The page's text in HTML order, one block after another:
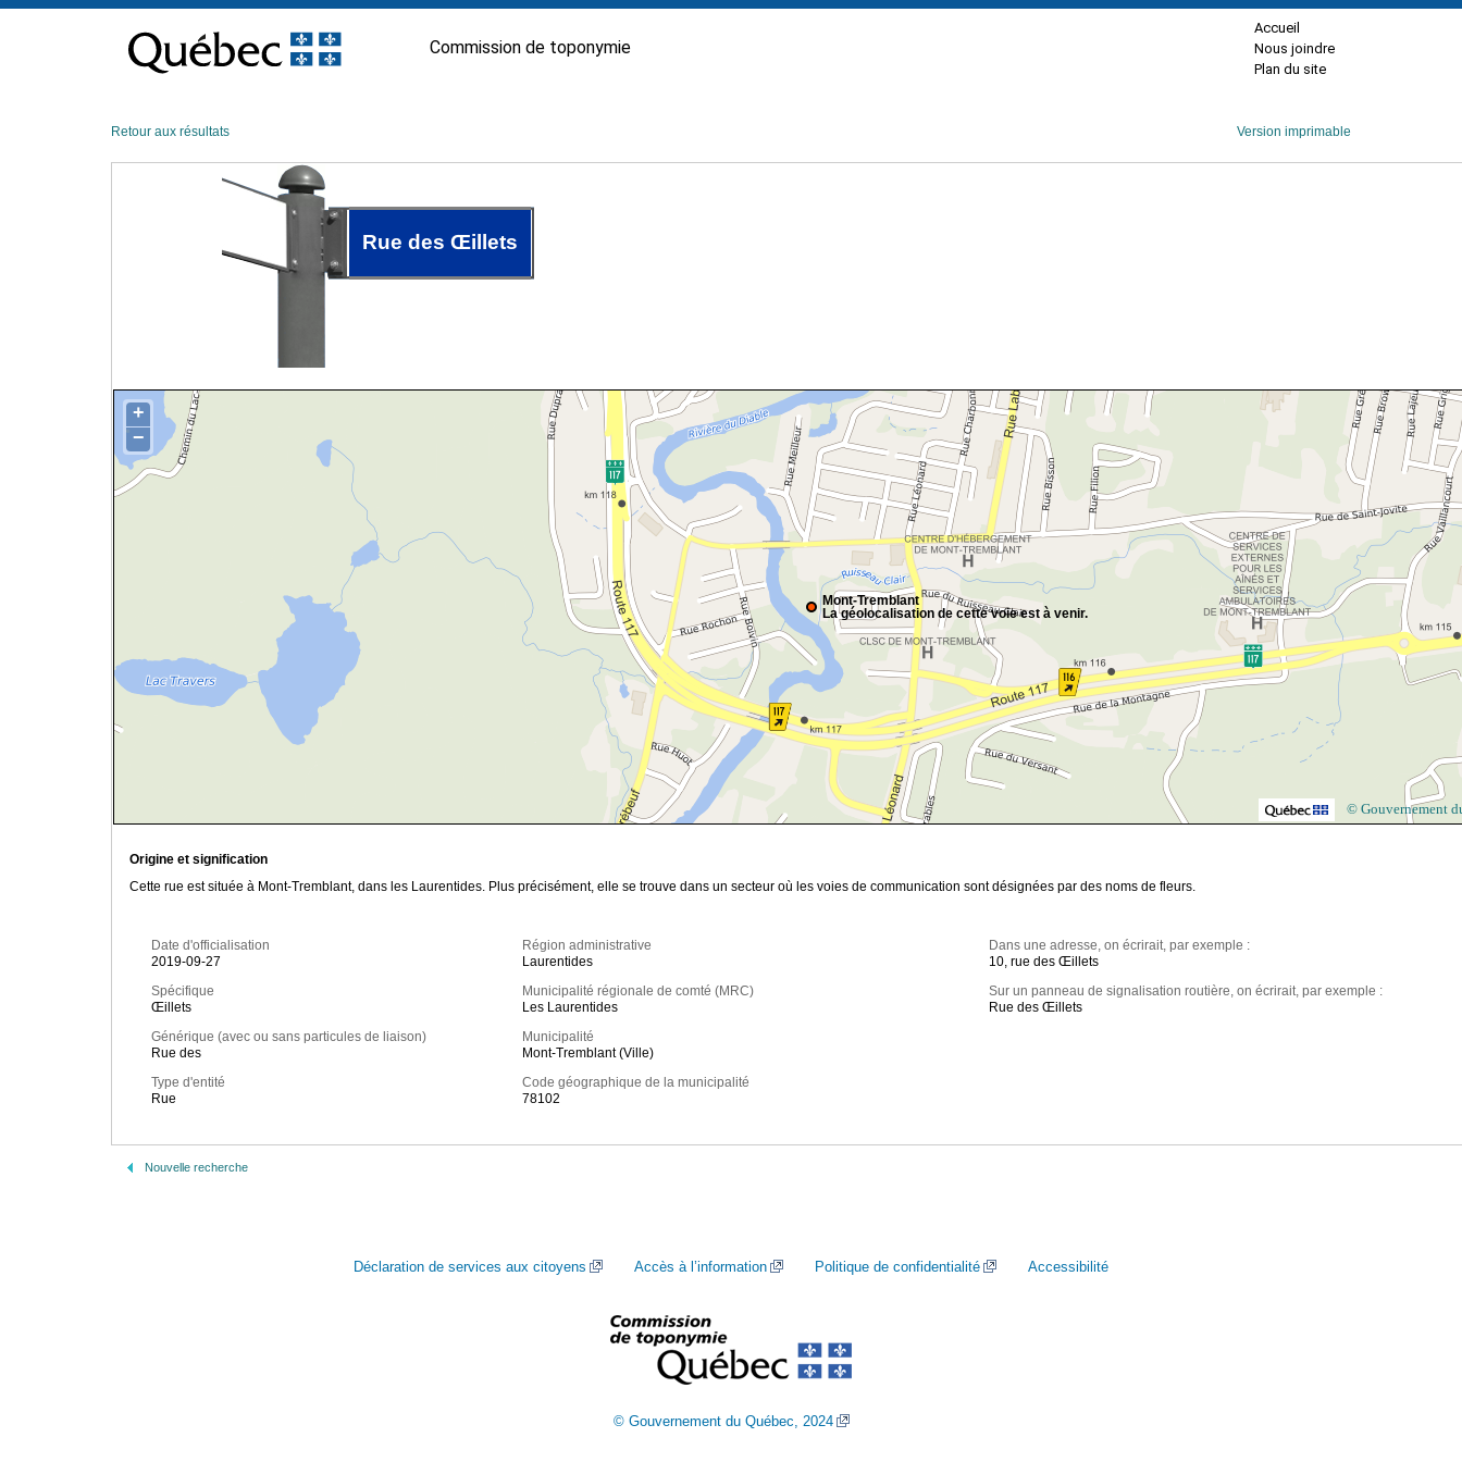
contenu
Commission de toponymie
Accueil
Nous joindre
Plan du site
Retour aux résultats Version imprimable
Rue des Œillets
Mont-Tremblant
La géolocalisation de cette voie est à venir.
+
−
© Gouvernement
Origine et signification
Cette rue est située à Mont-Tremblant, dans les Laurentides. Plus précisément, elle se trouve dans un secteur où les voies de communication sont désignées par des noms de fleurs.
Date d'officialisation
2019-09-27
Spécifique
Œillets
Générique (avec ou sans particules de liaison)
Rue des
Type d'entité
Rue
Région administrative
Laurentides
Municipalité régionale de comté (MRC)
Les Laurentides
Municipalité
Mont-Tremblant (Ville)
Code géographique de la municipalité
78102
Dans une adresse, on écrirait, par exemple :
10, rue des Œillets
Sur un panneau de signalisation routière, on écrirait, par exemple :
Rue des Œillets
Nouvelle recherche
Déclaration de services aux citoyens Accès à l’information Politique de confidentialité Accessibilité
© Gouvernement du Québec, 2024